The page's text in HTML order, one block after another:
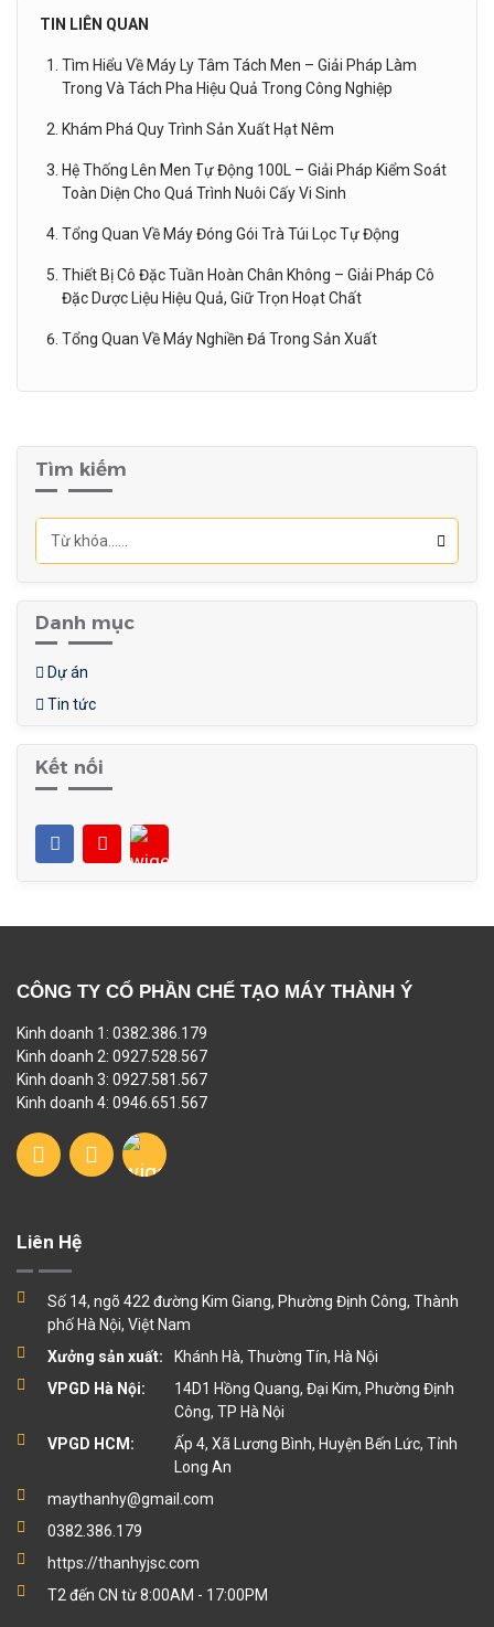
TIN LIÊN QUAN
Tìm Hiểu Về Máy Ly Tâm Tách Men – Giải Pháp Làm
Trong Và Tách Pha Hiệu Quả Trong Công Nghiệp
Khám Phá Quy Trình Sản Xuất Hạt Nêm
Hệ Thống Lên Men Tự Động 100L – Giải Pháp Kiểm Soát
Toàn Diện Cho Quá Trình Nuôi Cấy Vi Sinh
Tổng Quan Về Máy Đóng Gói Trà Túi Lọc Tự Động
Thiết Bị Cô Đặc Tuần Hoàn Chân Không – Giải Pháp Cô
Đặc Dược Liệu Hiệu Quả, Giữ Trọn Hoạt Chất
Tổng Quan Về Máy Nghiền Đá Trong Sản Xuất
Tìm kiếm
Danh mục
Dự án
Tin tức
Kết nối
CÔNG TY CỔ PHẦN CHẾ TẠO MÁY THÀNH Ý
Kinh doanh 1: 0382.386.179
Kinh doanh 2: 0927.528.567
Kinh doanh 3: 0927.581.567
Kinh doanh 4: 0946.651.567
Liên Hệ
Số 14, ngõ 422 đường Kim Giang, Phường Định Công, Thành
phố Hà Nội, Việt Nam
Xưởng sản xuất:
Khánh Hà, Thường Tín, Hà Nội
VPGD Hà Nội:
14D1 Hồng Quang, Đại Kim, Phường Định
Công, TP Hà Nội
VPGD HCM:
Ấp 4, Xã Lương Bình, Huyện Bến Lức, Tỉnh
Long An
maythanhy@gmail.com
0382.386.179
https://thanhyjsc.com
T2 đến CN từ 8:00AM - 17:00PM